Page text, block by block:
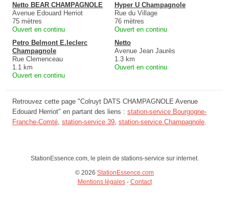
Netto BEAR CHAMPAGNOLE
Avenue Edouard Herriot
75 mètres
Ouvert en continu
Hyper U Champagnole
Rue du Village
76 mètres
Ouvert en continu
Petro Belmont E.leclerc
Champagnole
Rue Clemenceau
1.1 km
Ouvert en continu
Netto
Avenue Jean Jaurès
1.3 km
Ouvert en continu
Retrouvez cette page "Colruyt DATS CHAMPAGNOLE Avenue
Edouard Herriot" en partant des liens : station-service Bourgogne-
Franche-Comté station-service 39 station-service Champagnole
StationEssence.com, le plein de stations-service sur internet.
© 2026 StationEssence.com
Mentions légales- Contact